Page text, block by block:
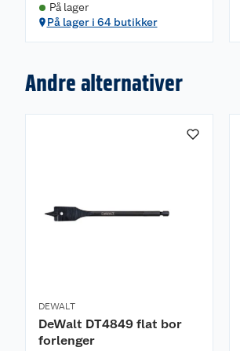
På lager
På lager i 64 butikker
Andre alternativer
DEWALT
DeWalt DT4849 flat bor
forlenger